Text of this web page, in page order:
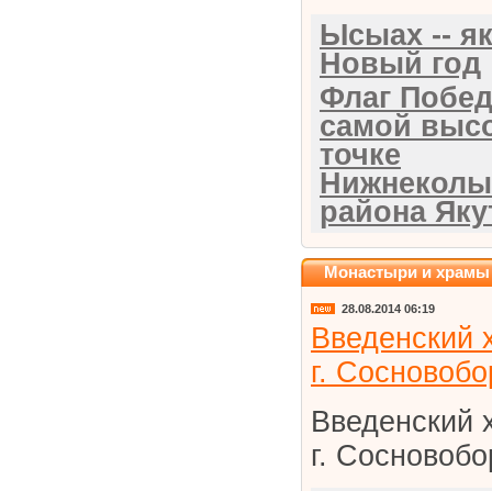
Ысыах --
Новый год
Флаг
самой
точке
района
Монастыри и храмы
28.08.2014 06:19
Введенский
г.
Введенский
г.